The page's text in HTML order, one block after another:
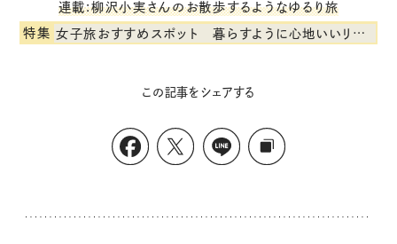
連載:柳沢小実さんのお散歩するようなゆるり旅
特集 女子旅おすすめスポット 暮らすように心地いいリンネル旅ガイド
この記事をシェアする